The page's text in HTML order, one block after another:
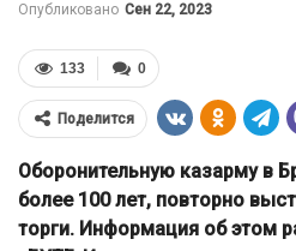
Опубликовано Сен 22, 2023
0
133
Поделится
Оборонительную казарму в
более 100 лет, повторно
торги. Информация об этом